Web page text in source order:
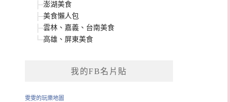
澎湖美食
美食懶人包
雲林、嘉義、台南美食
高雄、屏東美食
我的FB名片貼
雯雯的玩樂地圖